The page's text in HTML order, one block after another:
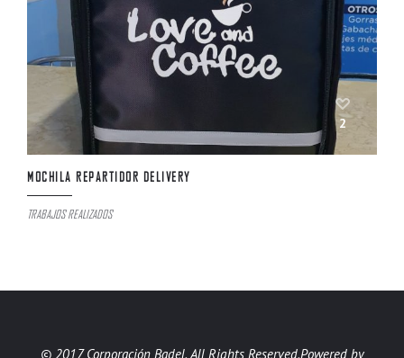
2
MOCHILA REPARTIDOR DELIVERY
TRABAJOS REALIZADOS
© 2017 Corporación Badel. All Rights Reserved.Powered by